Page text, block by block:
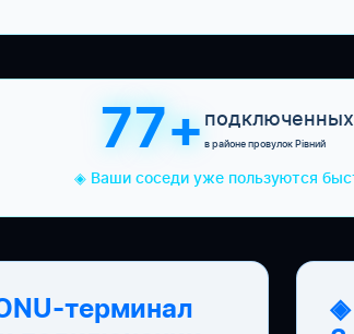
77+ в районе провулок Рівний
◈ Ваши соседи уже пользуются
терминал
◈